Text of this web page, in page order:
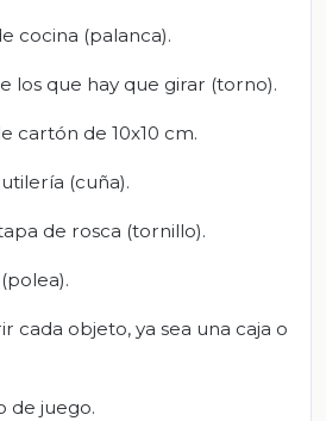
cocina (palanca).
los que hay que girar (torno).
cartón de 10x10 cm.
(cuña).
de rosca (tornillo).
cada objeto, ya sea una caja o
de juego.